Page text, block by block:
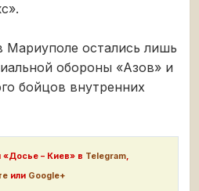
Мариуполе остались лишь
обороны «Азов» и
бойцов внутренних
– Киев» в Telegram,
или Google+